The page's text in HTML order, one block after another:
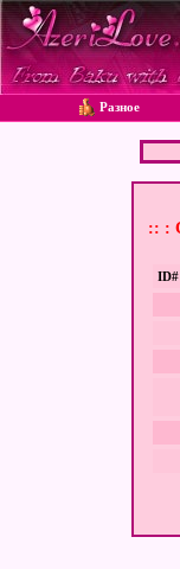
Разное
:: :
ID#